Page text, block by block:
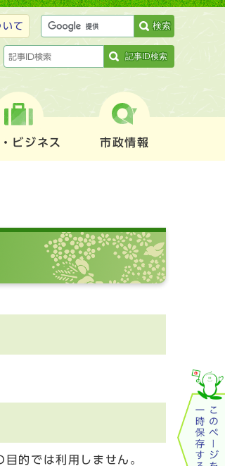
て 検索
記事ID検索
ビジネス 市政情報
的では利用しません。